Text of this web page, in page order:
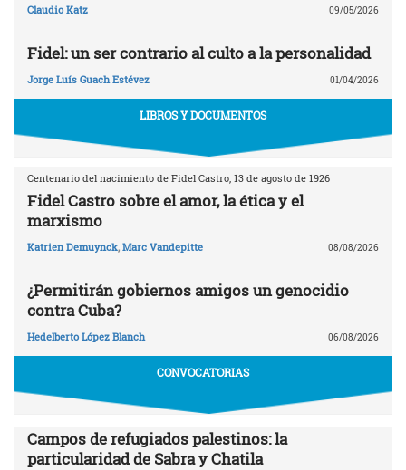
Claudio Katz 09/05/2026
Fidel: un ser contrario al culto a la personalidad
Jorge Luís Guach Estévez 01/04/2026
LIBROS Y DOCUMENTOS
Centenario del nacimiento de Fidel Castro, 13 de agosto de 1926
Fidel Castro sobre el amor, la ética y el
marxismo
Katrien Demuynck, Marc Vandepitte 08/08/2026
¿Permitirán gobiernos amigos un genocidio
contra Cuba?
Hedelberto López Blanch 06/08/2026
CONVOCATORIAS
Campos de refugiados palestinos: la
particularidad de Sabra y Chatila